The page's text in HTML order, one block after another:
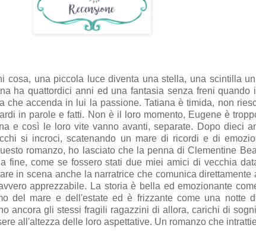
cosa, una piccola luce diventa una stella, una scintilla
ha quattordici anni ed una fantasia senza freni quando
che accenda in lui la passione. Tatiana è timida, non
in parole e fatti. Non è il loro momento, Eugene è
e così le loro vite vanno avanti, separate. Dopo dieci
si incroci, scatenando un mare di ricordi e di
romanzo, ho lasciato che la penna di Clementine
fine, come se fossero stati due miei amici di vecchia
in scena anche la narratrice che comunica
apprezzabile. La storia è bella ed emozionante
del mare e dell'estate ed è frizzante come una notte
ancora gli stessi fragili ragazzini di allora, carichi di
all'altezza delle loro aspettative. Un romanzo che